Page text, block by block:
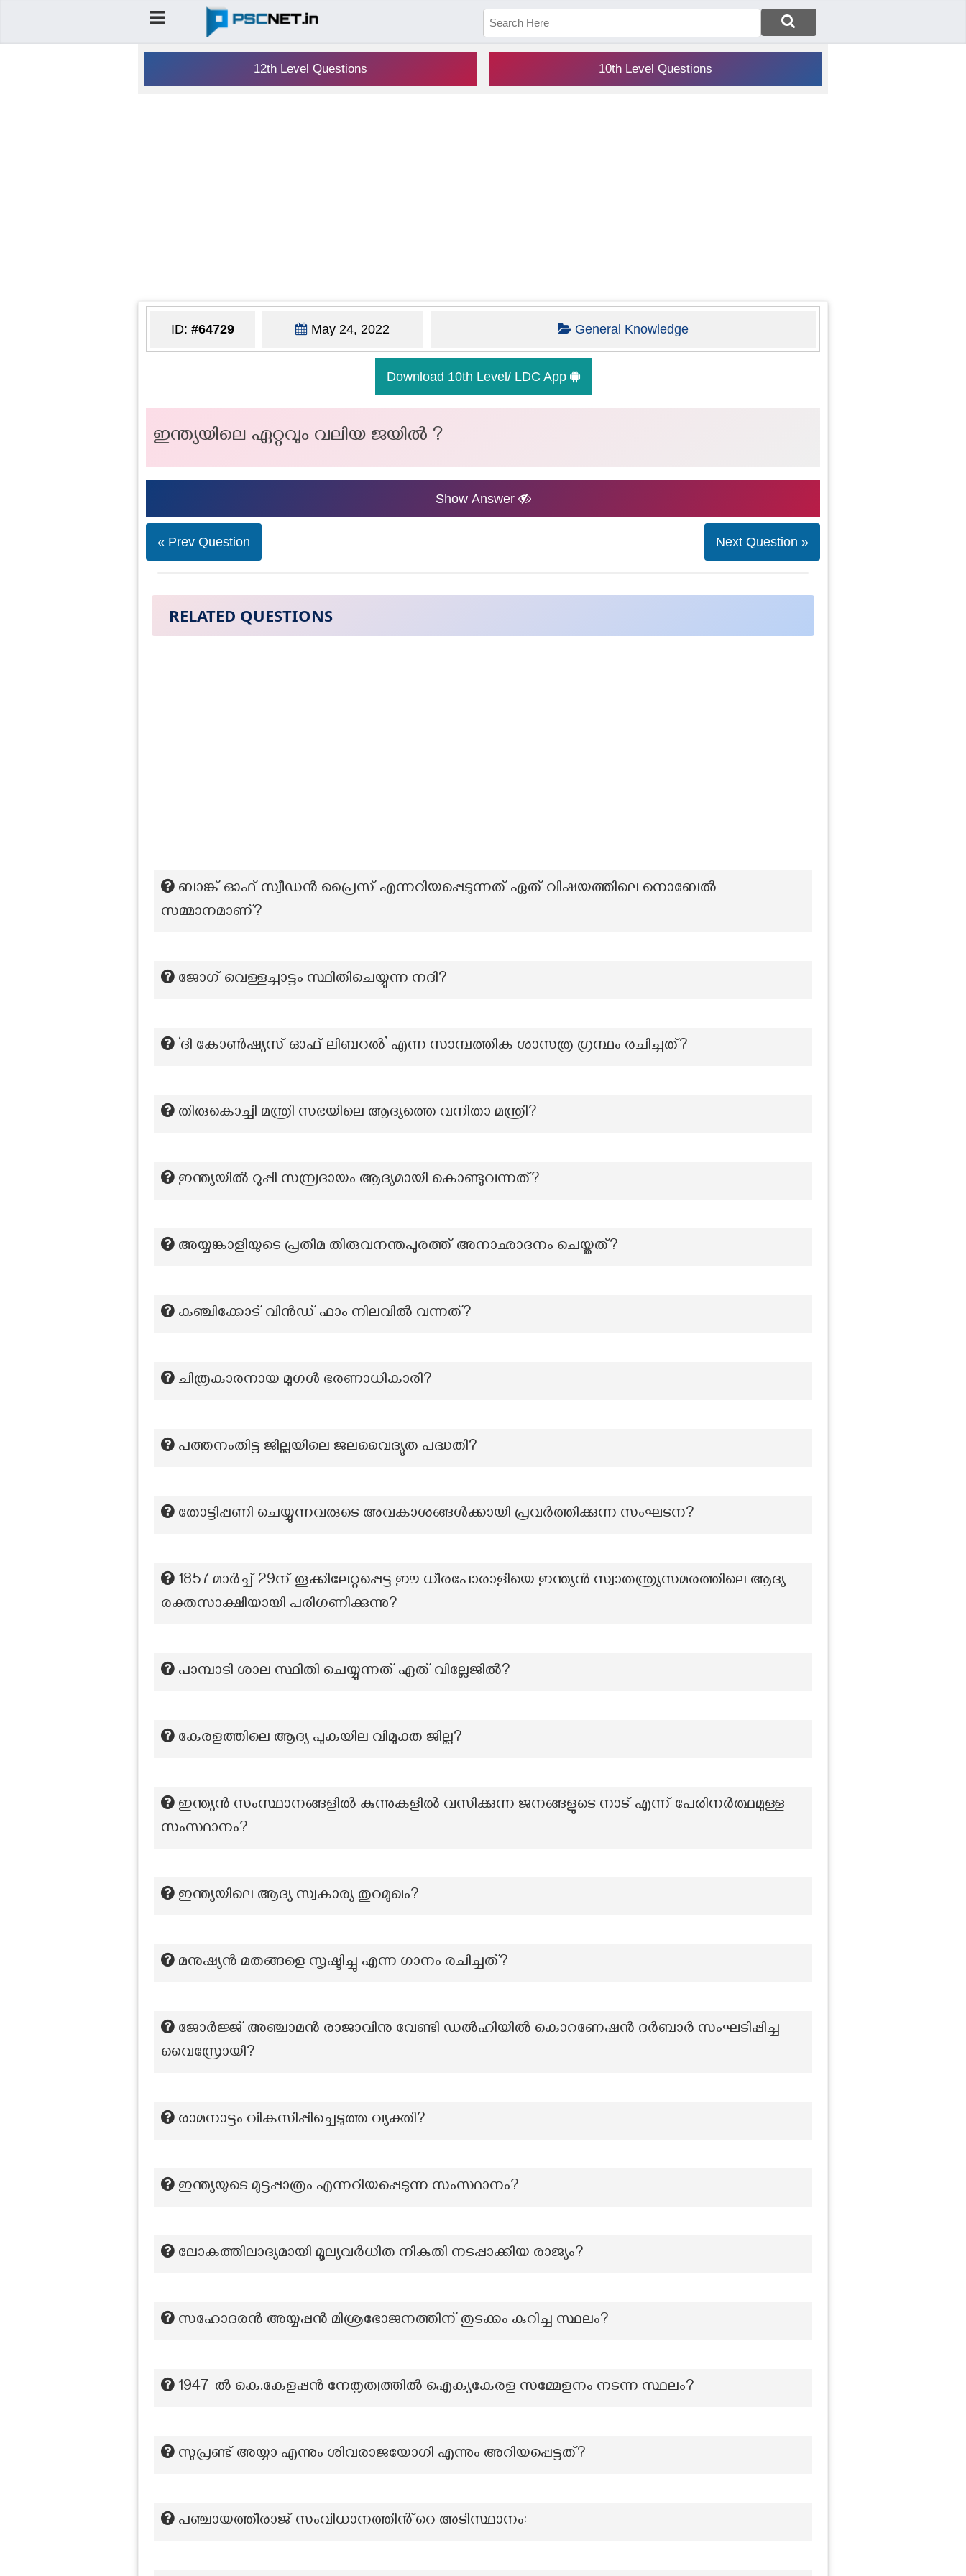
12th Level Questions 10th Level Questions
ID: #64729 May 24, 2022 General Knowledge
Download 10th Level/ LDC App
ഇന്ത്യയിലെ ഏറ്റവും വലിയ ജയിൽ ?
Show Answer
« Prev Question Next Question »
RELATED QUESTIONS
ബാങ്ക് ഓഫ് സ്വീഡൻ പ്രൈസ് എന്നറിയപ്പെടുന്നത് ഏത് വിഷയത്തിലെ നൊബേൽ
സമ്മാനമാണ്?
ജോഗ് വെള്ളച്ചാട്ടം സ്ഥിതിചെയ്യുന്ന നദി?
‘ദി കോൺഷ്യസ് ഓഫ് ലിബറൽ’ എന്ന സാമ്പത്തിക ശാസത്ര ഗ്രന്ഥം രചിച്ചത്?
തിരുകൊച്ചി മന്ത്രി സഭയിലെ ആദ്യത്തെ വനിതാ മന്ത്രി?
ഇന്ത്യയിൽ റുപ്പി സമ്പ്രദായം ആദ്യമായി കൊണ്ടുവന്നത്?
അയ്യങ്കാളിയുടെ പ്രതിമ തിരുവനന്തപുരത്ത് അനാഛാദനം ചെയ്തത്?
കഞ്ചിക്കോട് വിന്‍ഡ് ഫാം നിലവില്‍ വന്നത്?
ചിത്രകാരനായ മുഗൾ ഭരണാധികാരി?
പത്തനംതിട്ട ജില്ലയിലെ ജലവൈദ്യുത പദ്ധതി?
തോട്ടിപ്പണി ചെയ്യുന്നവരുടെ അവകാശങ്ങൾക്കായി പ്രവർത്തിക്കുന്ന സംഘടന?
1857 മാർച്ച് 29ന് തൂക്കിലേറ്റപ്പെട്ട ഈ ധീരപോരാളിയെ ഇന്ത്യൻ സ്വാതന്ത്ര്യസമരത്തിലെ ആദ്യ
രക്തസാക്ഷിയായി പരിഗണിക്കുന്നു?
പാമ്പാടി ശാല സ്ഥിതി ചെയ്യുന്നത് ഏത് വില്ലേജിൽ?
കേരളത്തിലെ ആദ്യ പുകയില വിമുക്ത ജില്ല?
ഇന്ത്യൻ സംസ്ഥാനങ്ങളിൽ കുന്നുകളിൽ വസിക്കുന്ന ജനങ്ങളുടെ നാട് എന്ന് പേരിനർത്ഥമുള്ള
സംസ്ഥാനം?
ഇന്ത്യയിലെ ആദ്യ സ്വകാര്യ തുറമുഖം?
മനുഷ്യൻ മതങ്ങളെ സൃഷ്ടിച്ചു എന്ന ഗാനം രചിച്ചത്?
ജോർജ്ജ് അഞ്ചാമൻ രാജാവിനു വേണ്ടി ഡൽഹിയിൽ കൊറണേഷൻ ദർബാർ സംഘടിപ്പിച്ച
വൈസ്രോയി?
രാമനാട്ടം വികസിപ്പിച്ചെടുത്ത വ്യക്തി?
ഇന്ത്യയുടെ മുട്ടപ്പാത്രം എന്നറിയപ്പെടുന്ന സംസ്ഥാനം?
ലോകത്തിലാദ്യമായി മൂല്യവർധിത നികുതി നടപ്പാക്കിയ രാജ്യം?
സഹോദരൻ അയ്യപ്പൻ മിശ്രഭോജനത്തിന് തുടക്കം കുറിച്ച സ്ഥലം?
1947-ൽ കെ.കേളപ്പൻ നേതൃത്വത്തിൽ ഐക്യകേരള സമ്മേളനം നടന്ന സ്ഥലം?
സുപ്രണ്ട് അയ്യാ എന്നും ശിവരാജയോഗി എന്നും അറിയപ്പെട്ടത്?
പഞ്ചായത്തീരാജ് സംവിധാനത്തിൻ്റെ അടിസ്ഥാനം: